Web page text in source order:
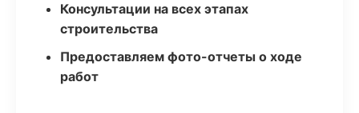
Консультации на всех этапах
строительства
Предоставляем фото-отчеты о ходе
работ